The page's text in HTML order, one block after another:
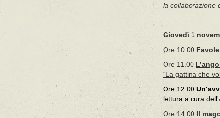
la collaborazione
Giovedì 1
Ore 10.00
Ore 11.00
“La gattina che
Ore 12.00
lettura a cura dell'
Ore 14.00
Il